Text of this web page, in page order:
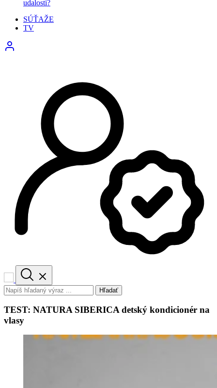
udalosti?
SÚŤAŽE
TV
Hľadať
TEST: NATURA SIBERICA detský kondicionér na
vlasy